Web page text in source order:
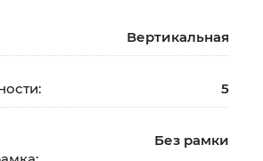
Вертикальная
5
Без рамки